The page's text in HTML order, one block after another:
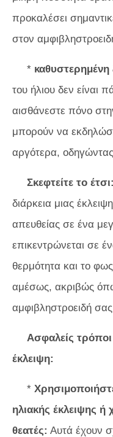
προκαλέσει
στον
* καθυστερημένη
του ήλιου δεν είναι
αισθάνεστε πόνο
μπορούν να
αργότερα,
Σκεφτείτε το έτσι:
διάρκεια μιας
απευθείας σε ένα
επικεντρώνεται σε
θερμότητα και το
αμέσως, ακριβώς
αμφιβληστροειδή
Ασφαλείς τρόποι
έκλειψη:
*
ηλιακής έκλειψης ή
θεατές: Αυτά έχουν